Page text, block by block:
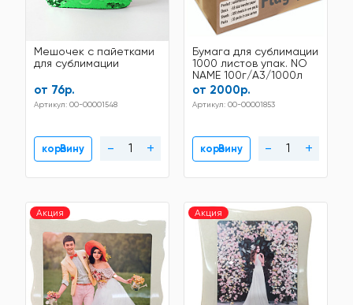
Мешочек с пайетками
для сублимации
от 76р.
Артикул: 00-00001548
В корзину - +
Бумага для сублимации
1000 листов упак. NO
NAME 100г/A3/1000л
от 2000р.
Артикул: 00-00001853
В корзину - +
Акция Акция